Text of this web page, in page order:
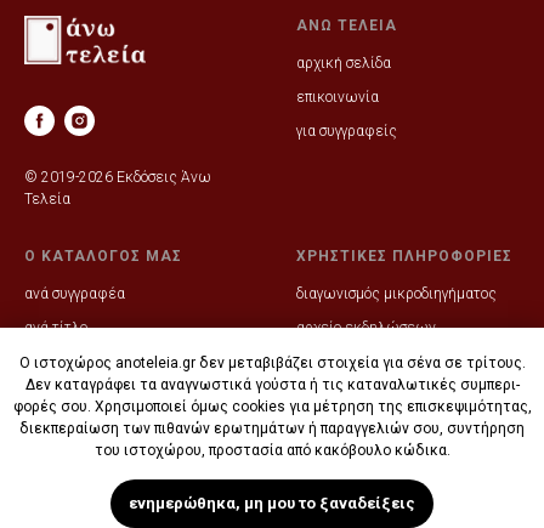
© 2019-2026 Εκδόσεις Άνω
Τελεία
ΑΝΩ ΤΕΛΕΙΑ
αρχική σελίδα
επικοινωνία
για συγγραφείς
Ο ΚΑΤΑΛΟΓΟΣ ΜΑΣ
ανά συγγραφέα
ανά τίτλο
ΧΡΗΣΤΙΚΕΣ ΠΛΗΡΟΦΟΡΙΕΣ
διαγωνισμός μικροδιηγήματος
αρχείο εκδηλώσεων
ηλεκτρονικές παραγγελίες
συνεργαζόμενα βιβλιοπωλεία
Ο ιστοχώρος anoteleia.gr δεν μετα­βι­βά­ζει στοι­χεία για σένα σε τρί­τους.
Δεν κατα­γράφει τα ανα­γνω­στικά γού­στα ή τις κατα­να­λω­τικές συ­μπε­ρι­
φορές σου. Χρη­σι­μο­ποιεί όμως cookies για μέ­τρη­ση της επι­σκε­ψι­μό­τητας,
διεκ­πε­ραί­ωση των πι­θα­νών ερω­τη­μάτων ή πα­ραγ­γελιών σου, συντή­ρηση
του ιστο­χώρου, προ­στα­σία από κακό­βουλο κώ­δικα.
ενημερώθηκα, μη μου το ξαναδείξεις